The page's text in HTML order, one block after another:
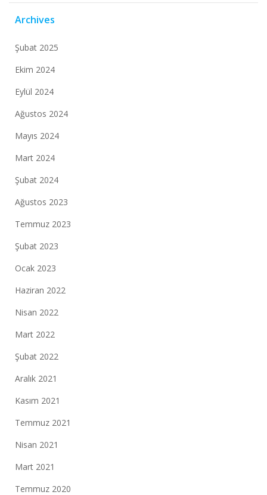
Archives
Şubat 2025
Ekim 2024
Eylül 2024
Ağustos 2024
Mayıs 2024
Mart 2024
Şubat 2024
Ağustos 2023
Temmuz 2023
Şubat 2023
Ocak 2023
Haziran 2022
Nisan 2022
Mart 2022
Şubat 2022
Aralık 2021
Kasım 2021
Temmuz 2021
Nisan 2021
Mart 2021
Temmuz 2020